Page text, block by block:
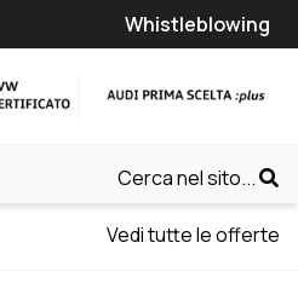
Whistleblowing
Cerca nel sito...
Vedi tutte le offerte